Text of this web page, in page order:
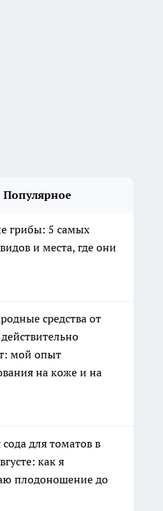
Популярное
грибы: 5 самых
и места, где они
средства от
мой опыт
на коже и на
для томатов в
как я
плодоношение до